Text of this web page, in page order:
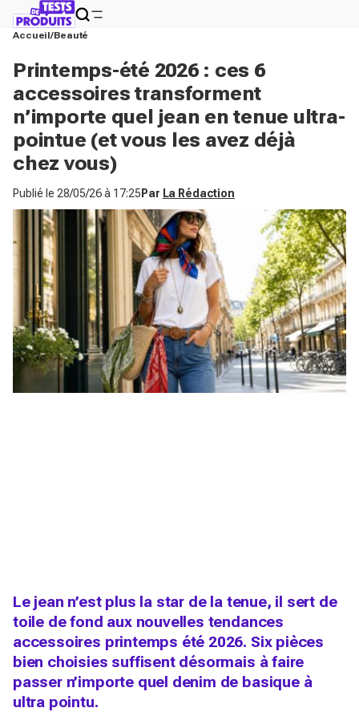
Accueil Beauté
Printemps-été 2026 : ces 6
accessoires transforment
n’importe quel jean en tenue ultra-
pointue (et vous les avez déjà
chez vous)
Publié le 28/05/26 à 17:25 Par La Rédaction
Le jean n’est plus la star de la tenue, il sert de
toile de fond aux nouvelles tendances
accessoires printemps été 2026. Six pièces
bien choisies suffisent désormais à faire
passer n’importe quel denim de basique à
ultra pointu.